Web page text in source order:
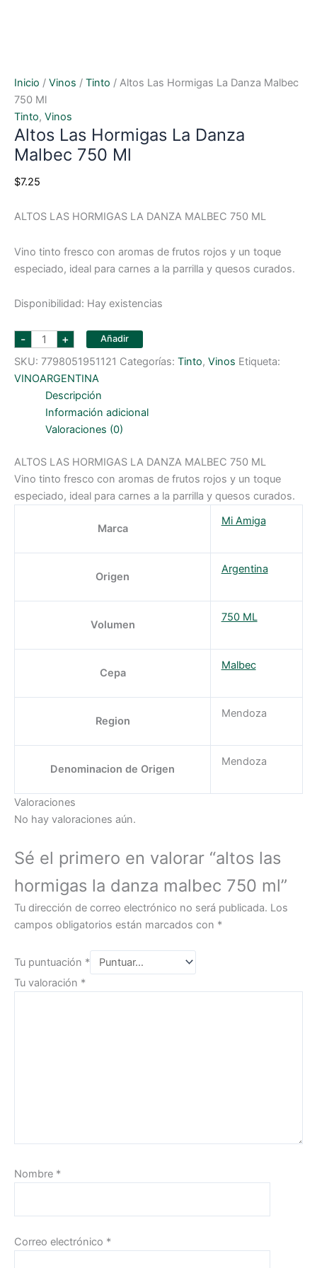
Inicio / Vinos / Tinto / Altos Las Hormigas La Danza Malbec
750 Ml
Tinto, Vinos
Altos Las Hormigas La Danza
Malbec 750 Ml
$7.25
ALTOS LAS HORMIGAS LA DANZA MALBEC 750 ML
Vino tinto fresco con aromas de frutos rojos y un toque
especiado, ideal para carnes a la parrilla y quesos curados.
Disponibilidad: Hay existencias
- altos
las
hormigas
la
danza
malbec
750
cantidad
+ Añadir
SKU: 7798051951121 Categorías: Tinto, Vinos Etiqueta:
VINOARGENTINA
Descripción
Información adicional
Valoraciones (0)
ALTOS LAS HORMIGAS LA DANZA MALBEC 750 ML
Vino tinto fresco con aromas de frutos rojos y un toque
especiado, ideal para carnes a la parrilla y quesos curados.
Marca
Mi Amiga
Origen
Argentina
Volumen
750 ML
Cepa
Malbec
Region
Mendoza
Denominacion de Origen
Mendoza
Valoraciones
No hay valoraciones aún.
Sé el primero en valorar “altos las
hormigas la danza malbec 750 ml”
Tu dirección de correo electrónico no será publicada. Los
campos obligatorios están marcados con *
Tu puntuación *
Tu valoración *
Nombre *
Correo electrónico *